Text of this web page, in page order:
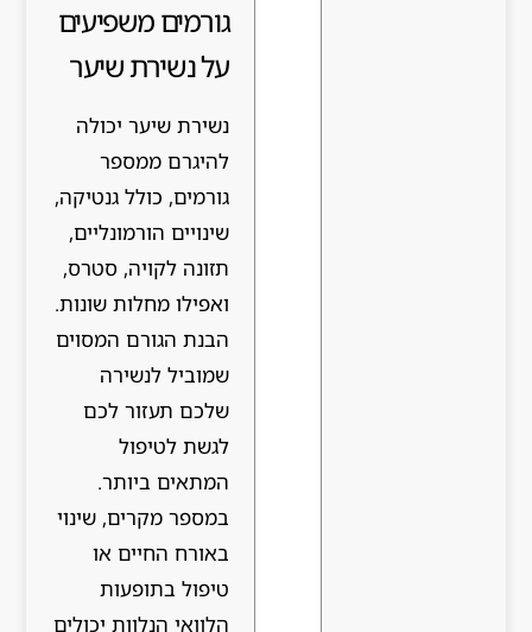
גורמים משפיעים
על נשירת שיער
נשירת שיער יכולה
להיגרם ממספר
גורמים, כולל גנטיקה,
שינויים הורמונליים,
תזונה לקויה, סטרס,
ואפילו מחלות שונות.
הבנת הגורם המסוים
שמוביל לנשירה
שלכם תעזור לכם
לגשת לטיפול
המתאים ביותר.
במספר מקרים, שינוי
באורח החיים או
טיפול בתופעות
הלוואי הנלוות יכולים